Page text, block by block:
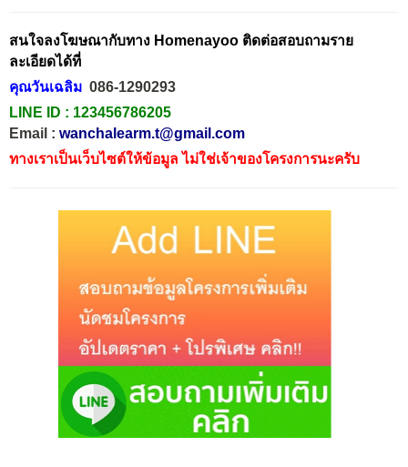
สนใจลงโฆษณากับทาง Homenayoo ติดต่อสอบถามราย
ละเอียดได้ที่
คุณวันเฉลิม 086-1290293
LINE ID : 123456786205
Email : wanchalearm.t@gmail.com
ทางเราเป็นเว็บไซต์ให้ข้อมูล ไม่ใช่เจ้าของโครงการนะครับ